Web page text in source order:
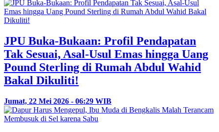
JPU Buka-Bukaan: Profil Pendapatan
Tak Sesuai, Asal-Usul Emas hingga Uang
Pound Sterling di Rumah Abdul Wahid
Bakal Dikuliti!
Jumat, 22 Mei 2026 - 06:29 WIB